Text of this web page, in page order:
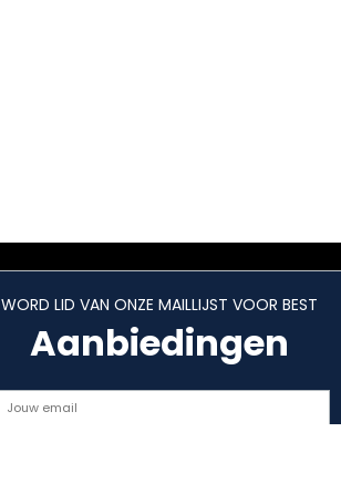
WORD LID VAN ONZE MAILLIJST VOOR BEST
Aanbiedingen